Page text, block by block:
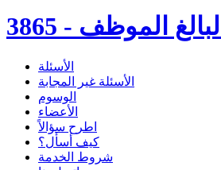
3865 - الموظف
الأسئلة
الأسئلة غير المجابة
الوسوم
الأعضاء
اطرح سؤالاً
كيف أسأل؟
شروط الخدمة